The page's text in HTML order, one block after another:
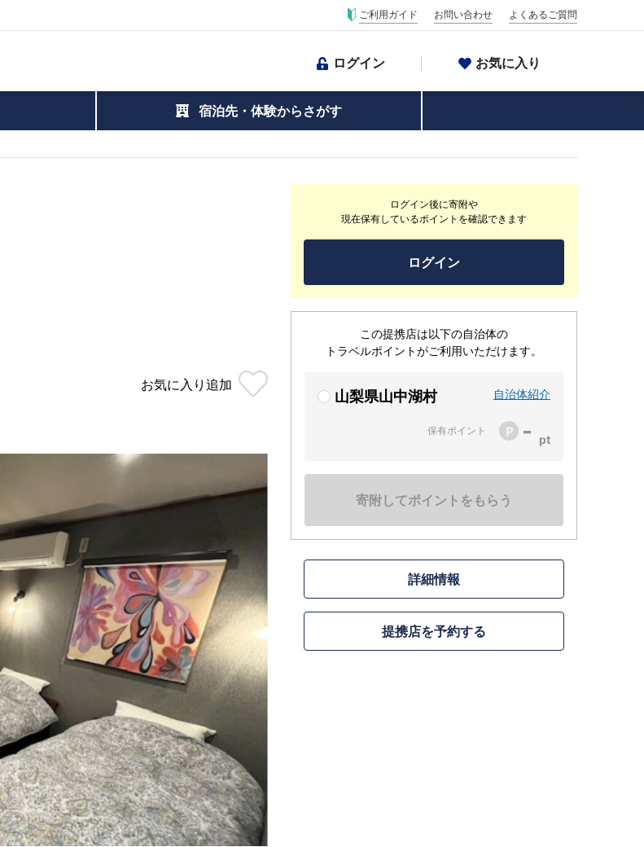
ご利用ガイド お問い合わせ よくあるご質問
ログイン お気に入り
宿泊先・体験からさがす
お気に入り 追加
ログイン後に寄附や
現在保有しているポイントを確認できます
ログイン
この提携店は以下の自治体の
トラベルポイントがご利用いただけます。
山梨県山中湖村 自治体紹介
保有ポイント -
寄附してポイントをもらう
詳細情報
提携店を予約する